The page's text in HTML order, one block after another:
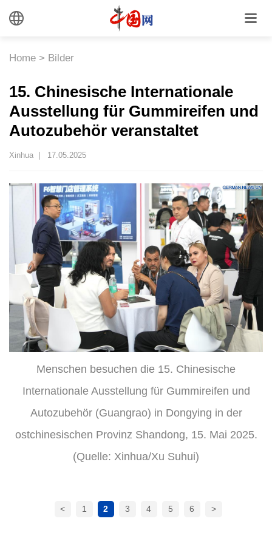
Home > Bilder
15. Chinesische Internationale
Ausstellung für Gummireifen und
Autozubehör veranstaltet
Xinhua | 17.05.2025
Menschen besuchen die 15. Chinesische
Internationale Ausstellung für Gummireifen und
Autozubehör (Guangrao) in Dongying in der
ostchinesischen Provinz Shandong, 15. Mai 2025.
(Quelle: Xinhua/Xu Suhui)
< 1 2 3 4 5 6 >